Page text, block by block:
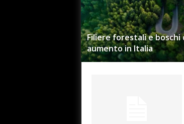
Filiere forestali e
aumento in Italia